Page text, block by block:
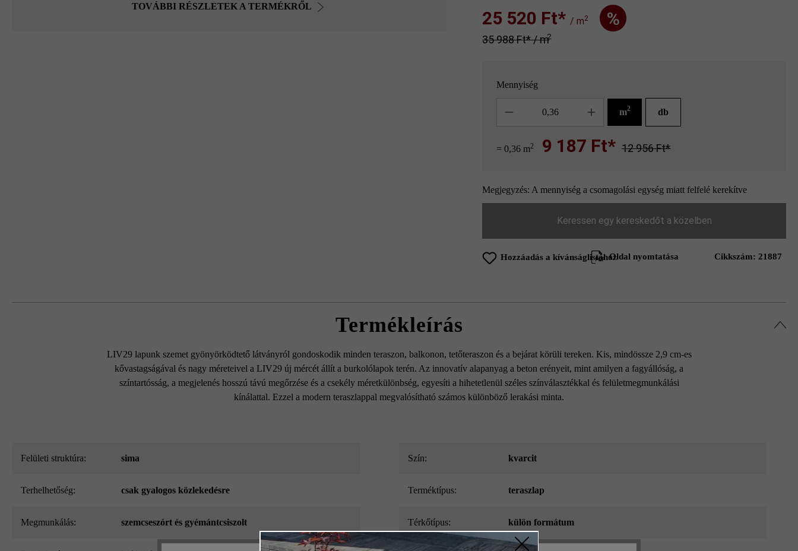
TOVÁBBI RÉSZLETEK A TERMÉKRŐL
25 520 Ft‎‎‎*/ m2 %
35 988 Ft‎‎‎* / m2
Mennyiség
m2 db
= 0,36 m2 9 187 Ft* 12 956 Ft*
Megjegyzés: A mennyiség a csomagolási egység miatt felfelé kerekítve
Keressen egy kereskedőt a közelben
Hozzáadás a kívánságlistáhozOldal nyomtatása Cikkszám: 21887
Termékleírás
LIV29 lapunk szemet gyönyörködtető látványról gondoskodik minden teraszon, balkonon, tetőteraszon és a bejárat körüli tereken. Kis, mindössze 2,9 cm-es
kővastagságával és nagy méreteivel a LIV29 új mércét állít a burkolólapok terén. Az innovatív alapanyag a beton erényeit, mint amilyen a fagyállóság, a
színtartósság, a megjelenés hosszú távú megőrzése és a csekély méretkülönbség, egyesíti a hihetetlenül széles színválasztékkal és felületmegmunkálási
kínálattal. Ezzel a modern teraszlappal megvalósítható számos különböző lerakási minta.
Felületi struktúra: sima Szín: kvarcit
Terhelhetőség: csak gyalogos közlekedésre Terméktípus: teraszlap
megmunkálás: szemcseszórt és gyémántcsiszolt Térkőtípus: külön formátum